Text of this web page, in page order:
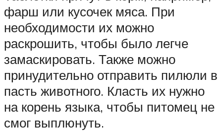
фарш или кусочек мяса. При
необходимости их можно
раскрошить, чтобы было легче
замаскировать. Также можно
принудительно отправить пилюли в
пасть животного. Класть их нужно
на корень языка, чтобы питомец не
смог выплюнуть.